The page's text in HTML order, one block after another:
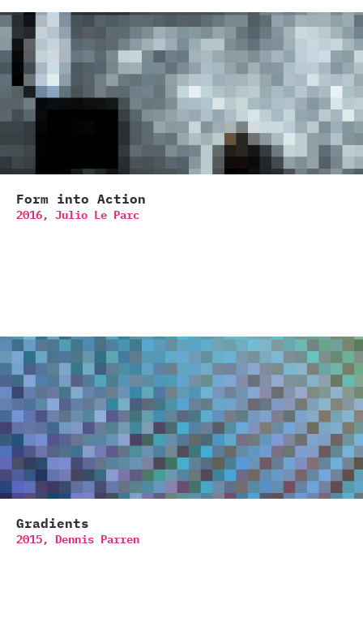
Form into Action
2016, Julio Le Parc
Gradients
2015, Dennis Parren